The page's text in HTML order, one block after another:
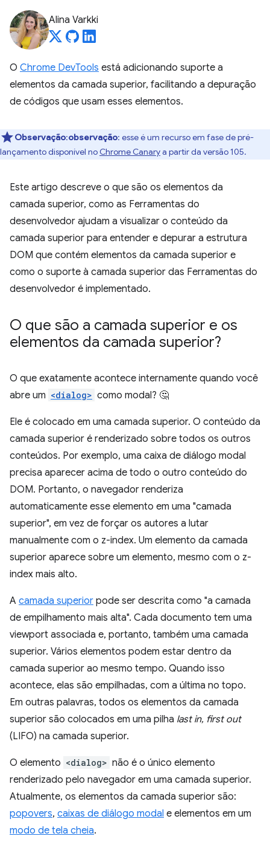
Alina Varkki
O Chrome DevTools está adicionando suporte a
elementos da camada superior, facilitando a depuração
de códigos que usam esses elementos.
Observação:observação: esse é um recurso em fase de pré-
lançamento disponível no Chrome Canarya partir da versão 105.
Este artigo descreve o que são os elementos da
camada superior, como as Ferramentas do
desenvolvedor ajudam a visualizar o conteúdo da
camada superior para entender e depurar a estrutura
DOM que contém elementos da camada superior e
como o suporte à camada superior das Ferramentas do
desenvolvedor é implementado.
O que são a camada superior e os
elementos da camada superior?
O que exatamente acontece internamente quando você
abre um <dialog> como modal? 🤔
Ele é colocado em uma camada superior. O conteúdo da
camada superior é renderizado sobre todos os outros
conteúdos. Por exemplo, uma caixa de diálogo modal
precisa aparecer acima de todo o outro conteúdo do
DOM. Portanto, o navegador renderiza
automaticamente esse elemento em uma "camada
superior", em vez de forçar os autores a lutar
manualmente com o z-index. Um elemento da camada
superior aparece sobre um elemento, mesmo com o z-
index mais alto.
A camada superior pode ser descrita como "a camada
de empilhamento mais alta". Cada documento tem uma
viewport associada e, portanto, também uma camada
superior. Vários elementos podem estar dentro da
camada superior ao mesmo tempo. Quando isso
acontece, elas são empilhadas, com a última no topo.
Em outras palavras, todos os elementos da camada
superior são colocados em uma pilha last in, first out
(LIFO) na camada superior.
O elemento <dialog> não é o único elemento
renderizado pelo navegador em uma camada superior.
Atualmente, os elementos da camada superior são:
popovers, caixas de diálogo modal e elementos em um
modo de tela cheia.